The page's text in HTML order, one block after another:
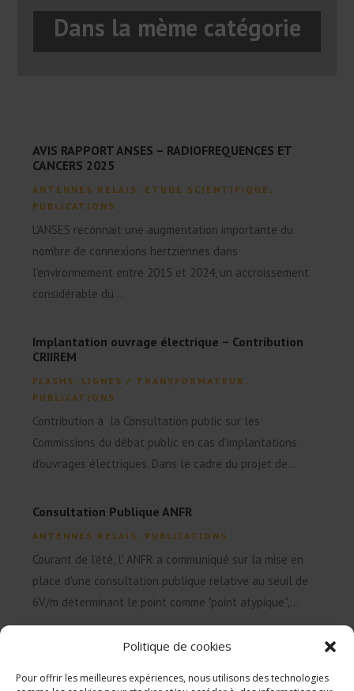
Politique de cookies
Pour offrir les meilleures expériences, nous utilisons des technologies
Dans la mème catégorie
AVIS RAPPORT ANSES – RADIOFREQUENCES ET
CANCERS 2025
ANTENNES RELAIS , ETUDE SCIENTIFIQUE ,
PUBLICATIONS
L'ANSES reconnait une augmentation importante du
nombre de connexions hertziennes dans
l’environnement entre 2015 et 2024, un accroissement
considérable du...
Implantation ouvrage électrique – Contribution
CRIIREM
FLASHS , LIGNES / TRANSFORMATEUR ,
PUBLICATIONS
Contribution à la Consultation public sur les
Commissions du débat public en cas d'implantations
d'ouvrages électriques. Dans le cadre du projet de...
Consultation Publique ANFR
ANTENNES RELAIS , PUBLICATIONS
Courant de l'été, l' ANFR a communiqué sur la mise en
place d'une consultation publique relative au seuil de
6V/m déterminant le point comme "point atypique",...